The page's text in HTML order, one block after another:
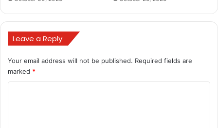
Leave a Reply
Your email address will not be published. Required fields are
marked *